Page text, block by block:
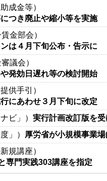
成金等）
つき廃止や縮小等を実施
金部会）
は４月下旬公布・告示に
議会）
発効日遅れ等の検討開始
供手引）
にあわせ３月下旬に改定
ビ」） 実行計画改訂版を
」） 厚労省が小規模事業
規講座）
専門実践303講座を指定